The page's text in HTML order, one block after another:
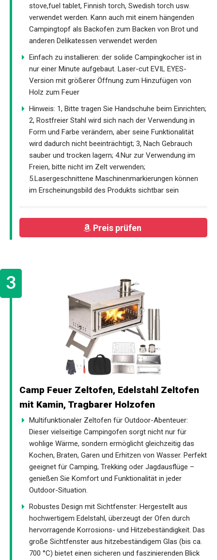
stove,fuel tablet, Finnish torch, Swedish torch usw.
verwendet werden. Kann auch mit einem hängenden
Campingtopf als Backofen zum Backen von Brot und
anderen Delikatessen verwendet werden
Einfach zu installieren: der solide Campingkocher ist in
nur einer Minute aufgebaut. Laser-cut EVIL EYES-
Version mit größerer Öffnung zum Hinzufügen von
Holz zum Feuer
Hinweis: 1, Bitte tragen Sie Handschuhe beim Einrichten;
2, Rostfreier Stahl wird sich nach der Verwendung in
Form und Farbe verändern, aber seine Funktionalität
wird dadurch nicht beeinträchtigt; 3, Nach Gebrauch
sauber und trocken lagern; 4.Nur zur Verwendung im
Freien, bitte nicht im Zelt verwenden;
5.Lasergeschnittene Maschinenmarkierungen können
im Erscheinungsbild des Produkts sichtbar sein
Preis prüfen
Camp Feuer Zeltofen, Edelstahl Zeltofen
mit Kamin, Tragbarer Holzofen
Multifunktionaler Zeltofen für Outdoor-Abenteuer:
Dieser vielseitige Campingofen sorgt nicht nur für
wohlige Wärme, sondern ermöglicht gleichzeitig das
Kochen, Braten, Garen und Erhitzen von Wasser. Perfekt
geeignet für Camping, Trekking oder Jagdausflüge –
genießen Sie Komfort und Funktionalität in jeder
Outdoor-Situation.
Robustes Design mit Sichtfenster: Hergestellt aus
hochwertigem Edelstahl, überzeugt der Ofen durch
hervorragende Korrosions- und Hitzebeständigkeit. Das
große Sichtfenster aus hitzebeständigem Glas (bis ca.
700 °C) bietet einen sicheren und faszinierenden Blick